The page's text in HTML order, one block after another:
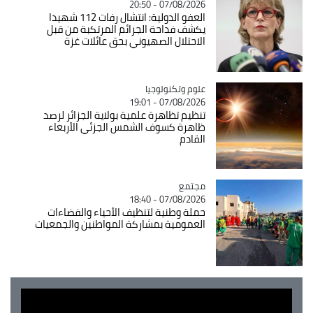
07/08/2026 - 20:50
العفو الدولية: انتشال رفات 112 شهيدا
يكشف فداحة الجرائم المرتكبة من قبل
الاحتلال الصهيوني بحق عائلات غزة
Catégorie
علوم وتكنولوجيا
07/08/2026 - 19:01
تنظيم تظاهرة علمية بولاية الجزائر لرصد
ظاهرة كسوف الشمس الجزئي الأربعاء
القادم
Catégorie
مجتمع
07/08/2026 - 18:40
حملة وطنية لتنظيف الأحياء والفضاءات
العمومية بمشاركة المواطنين والجمعيات